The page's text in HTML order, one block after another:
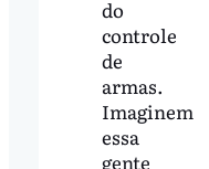
do
controle
de
armas.
Imaginem
essa
gente